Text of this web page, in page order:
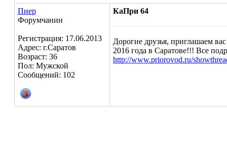
Пиер
Форумчанин
Регистрация: 17.06.2013
Адрес: г.Саратов
Возраст: 36
Пол: Мужской
Сообщений: 102
КаПри 64
Дорогие друзья, приглашаем
2016 года в Саратове!!! Все
http://www.priorovod.ru/